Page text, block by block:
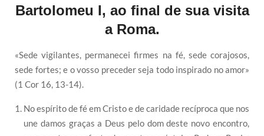
Bartolomeu I, ao final de sua visita
a Roma.
«Sede vigilantes, permanecei firmes na fé, sede corajosos,
sede fortes; e o vosso preceder seja todo inspirado no amor»
(1 Cor 16, 13-14).
No espírito de fé em Cristo e de caridade recíproca que nos
une damos graças a Deus pelo dom deste novo encontro,